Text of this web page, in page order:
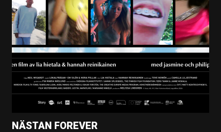
NÄSTAN FOREVER